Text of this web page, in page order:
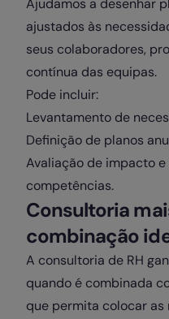
Ajudamos a desenhar
ajustados às
seus colaboradores,
contínua das equipas.
Pode incluir:
Levantamento de
Definição de planos
Avaliação de impacto
competências.
Consultoria
combinação
A consultoria de RH
quando é combinada
que permita colocar